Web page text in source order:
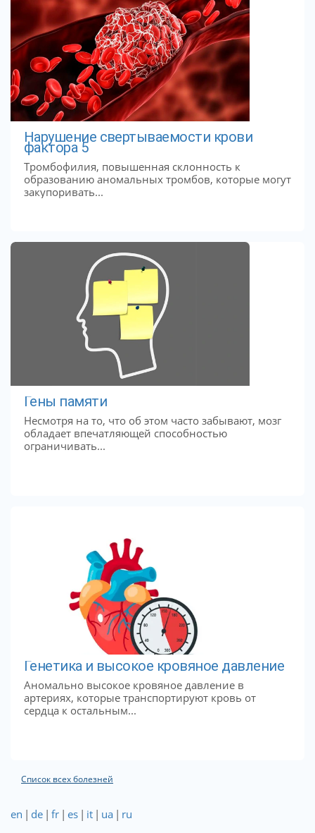
Нарушение свертываемости крови
фактора 5
Тромбофилия, повышенная склонность к
образованию аномальных тромбов, которые могут
закупоривать...
Гены памяти
Несмотря на то, что об этом часто забывают, мозг
обладает впечатляющей способностью
ограничивать...
Генетика и высокое кровяное давление
Аномально высокое кровяное давление в
артериях, которые транспортируют кровь от
сердца к остальным...
Список всех болезней
en | de | fr | es | it | ua | ru